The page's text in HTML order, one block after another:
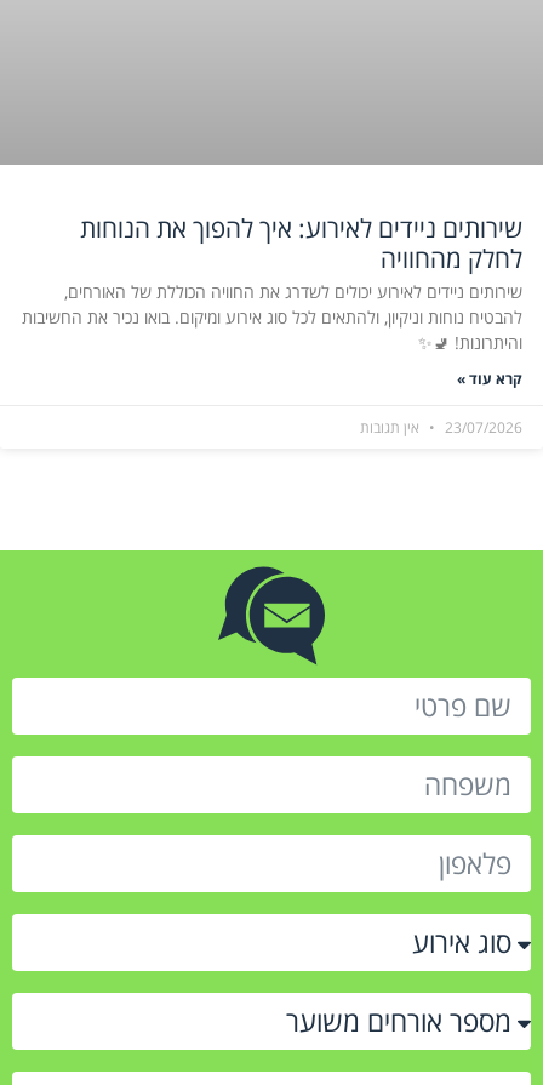
שירותים ניידים לאירוע: איך להפוך את הנוחות
לחלק מהחוויה
שירותים ניידים לאירוע יכולים לשדרג את החוויה הכוללת של האורחים,
להבטיח נוחות וניקיון, ולהתאים לכל סוג אירוע ומיקום. בואו נכיר את החשיבות
והיתרונות! 🚽✨
קרא עוד »
23/07/2026 אין תגובות